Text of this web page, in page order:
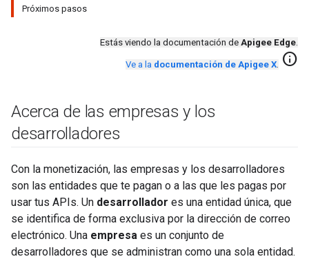
Próximos pasos
Estás viendo la documentación de Apigee Edge.
Ve a la documentación de Apigee X. info
Acerca de las empresas y los
desarrolladores
Con la monetización, las empresas y los desarrolladores
son las entidades que te pagan o a las que les pagas por
usar tus APIs. Un desarrollador es una entidad única, que
se identifica de forma exclusiva por la dirección de correo
electrónico. Una empresa es un conjunto de
desarrolladores que se administran como una sola entidad.